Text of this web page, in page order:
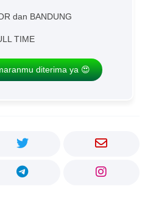
dan BANDUNG
TIME
diterima ya 😍